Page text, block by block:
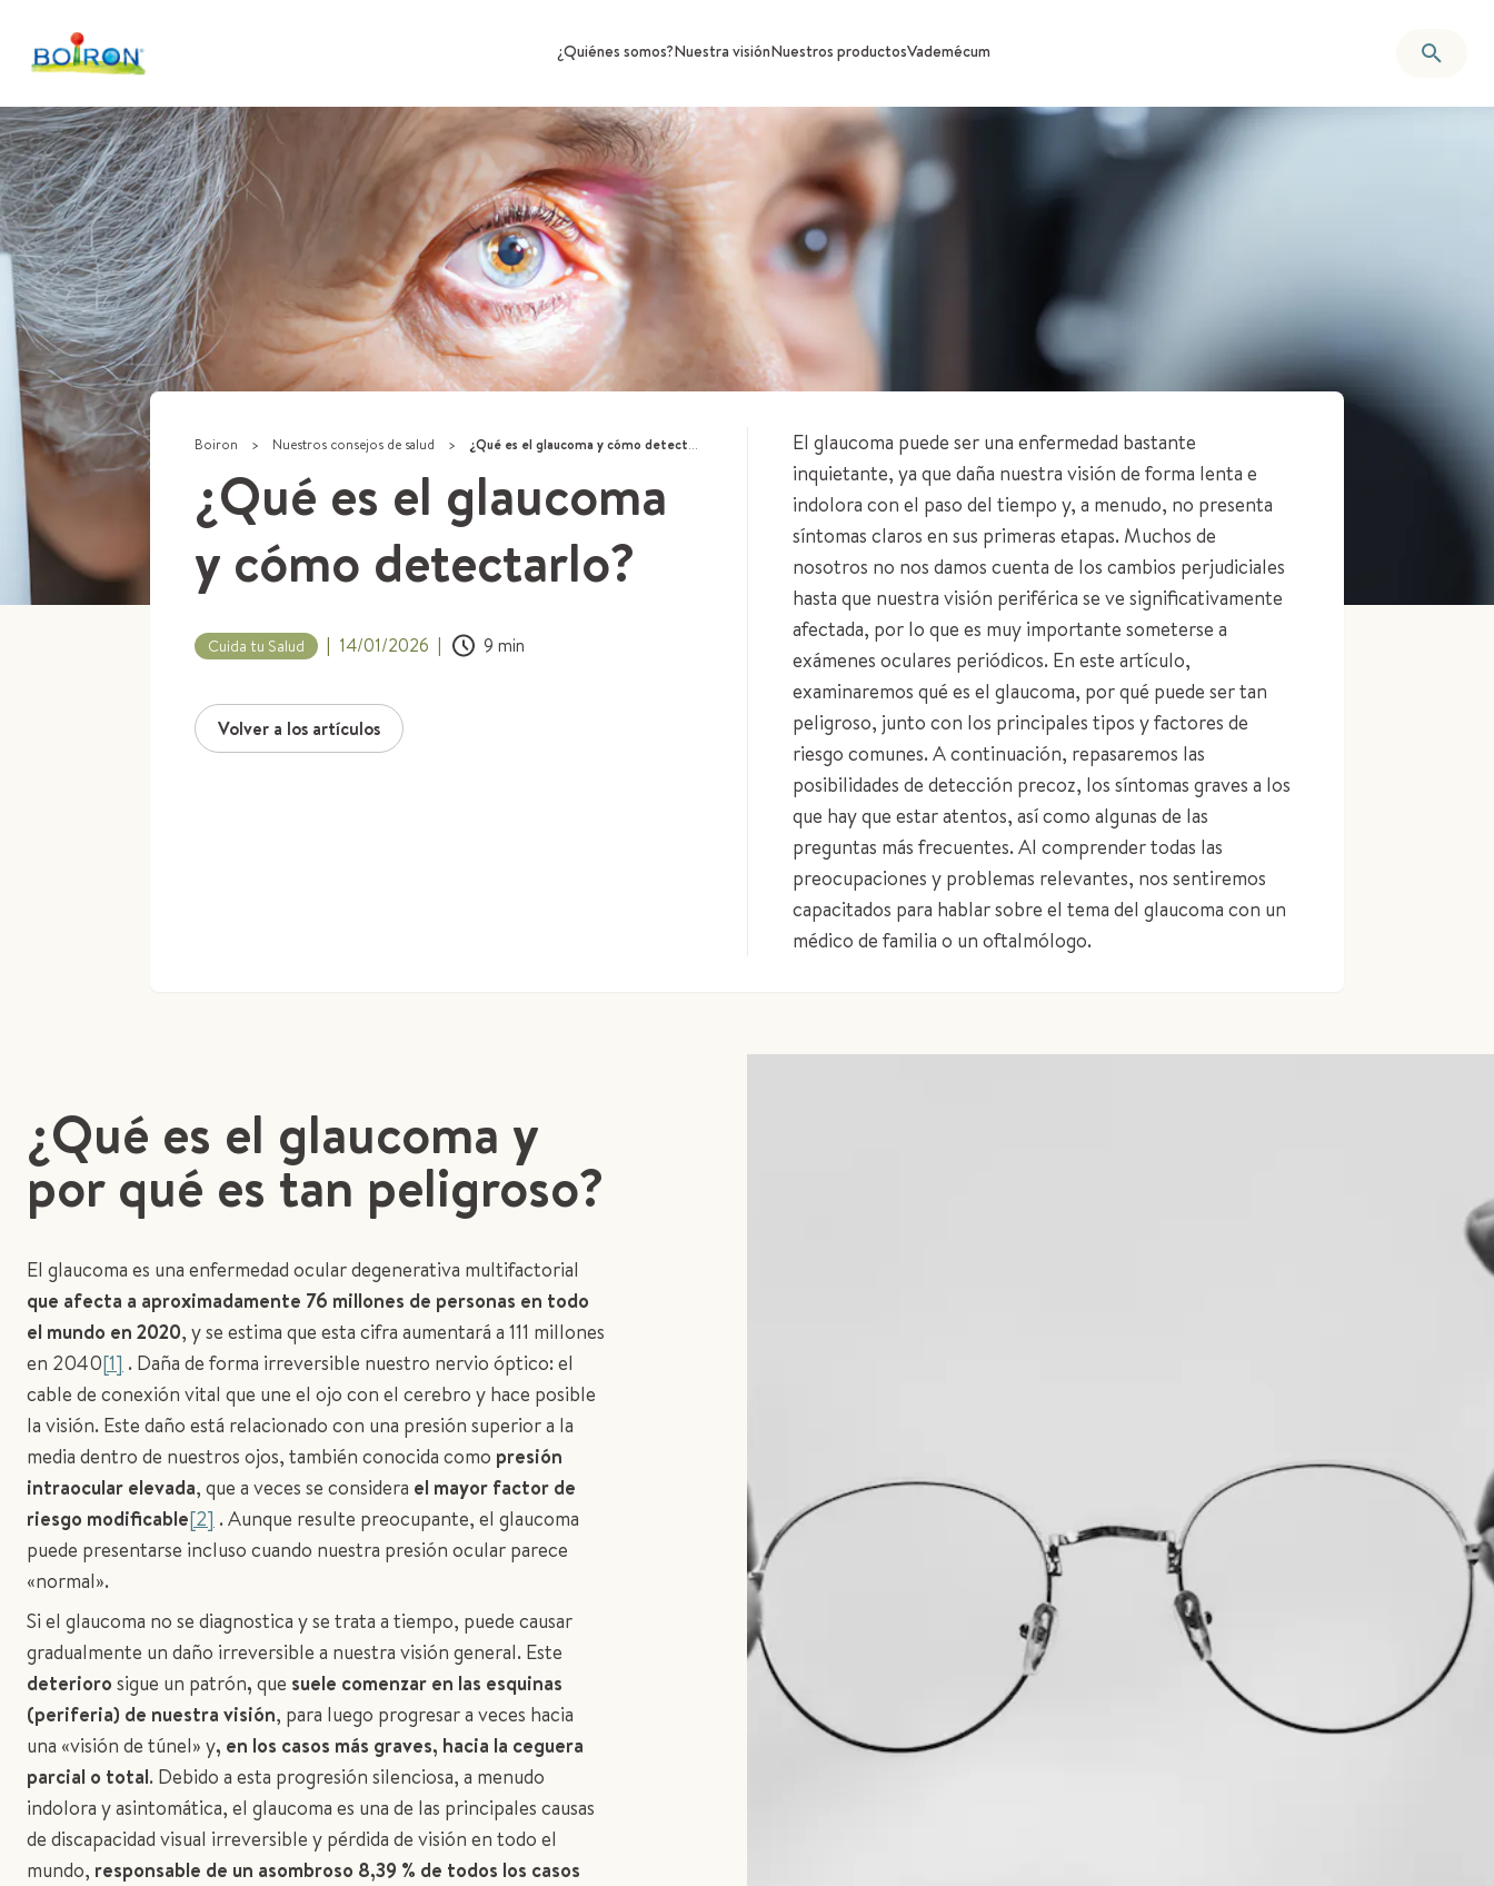
¿Quiénes somos?Nuestra visiónNuestros productosVademécum
Boiron > Nuestros consejos de salud > ¿Qué es el glaucoma y cómo detectarlo?
¿Qué es el glaucoma
y cómo detectarlo?
Cuida tu Salud | 14/01/2026 | 9 min
Volver a los artículos
El glaucoma puede ser una enfermedad bastante
inquietante, ya que daña nuestra visión de forma lenta e
indolora con el paso del tiempo y, a menudo, no presenta
síntomas claros en sus primeras etapas. Muchos de
nosotros no nos damos cuenta de los cambios perjudiciales
hasta que nuestra visión periférica se ve significativamente
afectada, por lo que es muy importante someterse a
exámenes oculares periódicos. En este artículo,
examinaremos qué es el glaucoma, por qué puede ser tan
peligroso, junto con los principales tipos y factores de
riesgo comunes. A continuación, repasaremos las
posibilidades de detección precoz, los síntomas graves a los
que hay que estar atentos, así como algunas de las
preguntas más frecuentes. Al comprender todas las
preocupaciones y problemas relevantes, nos sentiremos
capacitados para hablar sobre el tema del glaucoma con un
médico de familia o un oftalmólogo.
¿Qué es el glaucoma y
por qué es tan peligroso?
El glaucoma es una enfermedad ocular degenerativa multifactorial
que afecta a aproximadamente 76 millones de personas en todo
el mundo en 2020, y se estima que esta cifra aumentará a 111 millones
en 2040[1] . Daña de forma irreversible nuestro nervio óptico: el
cable de conexión vital que une el ojo con el cerebro y hace posible
la visión. Este daño está relacionado con una presión superior a la
media dentro de nuestros ojos, también conocida como presión
intraocular elevada, que a veces se considera el mayor factor de
riesgo modificable[2] . Aunque resulte preocupante, el glaucoma
puede presentarse incluso cuando nuestra presión ocular parece
«normal».
Si el glaucoma no se diagnostica y se trata a tiempo, puede causar
gradualmente un daño irreversible a nuestra visión general. Este
deterioro sigue un patrón, que suele comenzar en las esquinas
(periferia) de nuestra visión, para luego progresar a veces hacia
una «visión de túnel» y, en los casos más graves, hacia la ceguera
parcial o total. Debido a esta progresión silenciosa, a menudo
indolora y asintomática, el glaucoma es una de las principales causas
de discapacidad visual irreversible y pérdida de visión en todo el
mundo, responsable de un asombroso 8,39 % de todos los casos